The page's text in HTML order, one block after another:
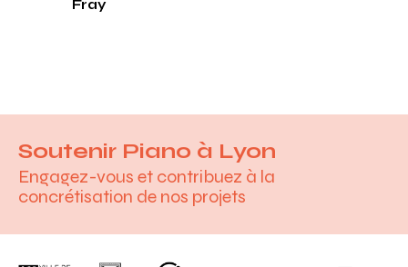
Fray
Soutenir Piano à Lyon
Engagez-vous et contribuez à la
concrétisation de nos projets